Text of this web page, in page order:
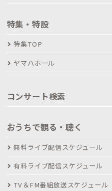
特集・特設
特集TOP
ヤマハホール
コンサート検索
おうちで観る・聴く
無料ライブ配信スケジュール
有料ライブ配信スケジュール
TV＆FM番組放送スケジュール